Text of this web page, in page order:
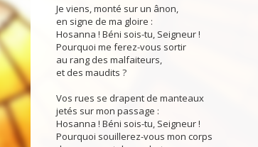
Je viens, monté sur un ânon,
en signe de ma gloire :
Hosanna ! Béni sois-tu, Seigneur !
Pourquoi me ferez-vous sortir
au rang des malfaiteurs,
et des maudits ?
Vos rues se drapent de manteaux
jetés sur mon passage :
Hosanna ! Béni sois-tu, Seigneur !
Pourquoi souillerez-vous mon corps